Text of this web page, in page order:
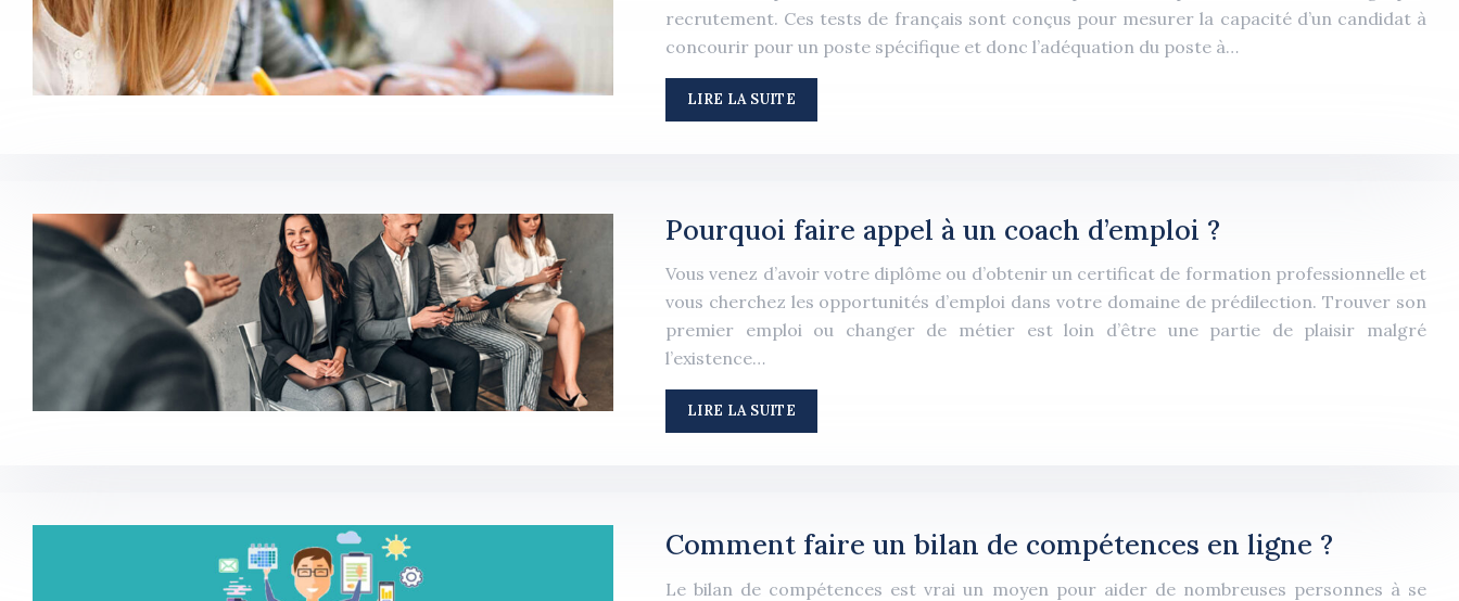
recrutement. Ces tests de français sont conçus pour mesurer la capacité d’un candidat à
concourir pour un poste spécifique et donc l’adéquation du poste à…
LIRE LA SUITE
Pourquoi faire appel à un coach d’emploi ?
Vous venez d’avoir votre diplôme ou d’obtenir un certificat de formation professionnelle et
vous cherchez les opportunités d’emploi dans votre domaine de prédilection. Trouver son
premier emploi ou changer de métier est loin d’être une partie de plaisir malgré
l’existence…
LIRE LA SUITE
Comment faire un bilan de compétences en ligne ?
Le bilan de compétences est vrai un moyen pour aider de nombreuses personnes à se